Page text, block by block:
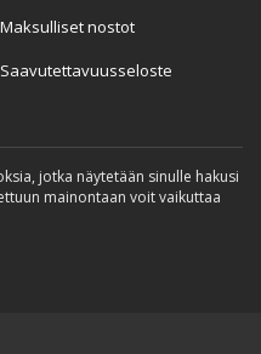
Maksulliset nostot
Saavutettavuusseloste
jotka näytetään sinulle hakusi
mainontaan voit vaikuttaa